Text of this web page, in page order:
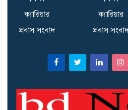
ক্যারিয়ার
প্রবাস সংবাদ
ক্যারিয়ার
প্রবাস